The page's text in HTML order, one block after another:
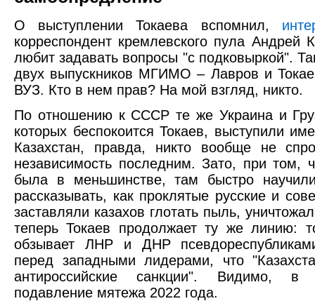
О выступлении Токаева вспомнил,
корреспондент кремлевского пула Андрей
любит задавать вопросы "с подковыркой".
двух выпускников МГИМО – Лавров и
ВУЗ. Кто в нем прав? На мой взгляд, никто.
По отношению к СССР те же Украина и
которых беспокоится Токаев, выступили
Казахстан, правда, никто вообще не
независимость последним. Зато, при том,
была в меньшинстве, там быстро
рассказывать, как проклятые русские и
заставляли казахов глотать пыль,
теперь Токаев продолжает ту же линию:
обзывает ЛНР и ДНР
перед западными лидерами, что
антироссийские санкции". Видимо, в
подавление мятежа 2022 года.